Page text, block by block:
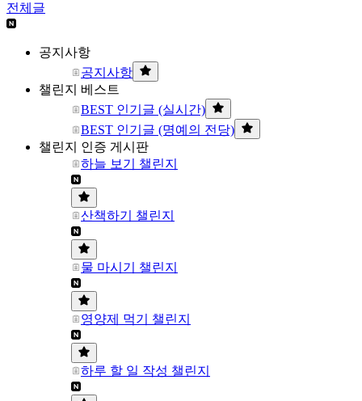
전체글
공지사항
공지사항
챌린지 베스트
BEST 인기글 (실시간)
BEST 인기글 (명예의 전당)
챌린지 인증 게시판
하늘 보기 챌린지
산책하기 챌린지
물 마시기 챌린지
영양제 먹기 챌린지
하루 할 일 작성 챌린지